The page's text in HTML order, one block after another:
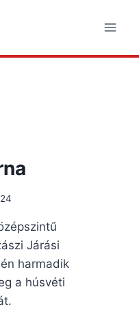
Járási
harmadik
a húsvéti